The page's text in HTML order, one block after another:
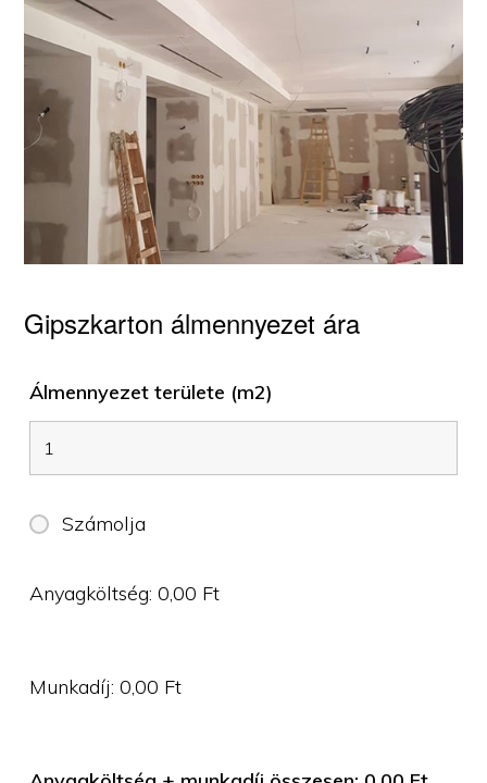
Gipszkarton álmennyezet ára
Álmennyezet területe (m2)
Számolja
Anyagköltség:0,00 Ft
Munkadíj:0,00 Ft